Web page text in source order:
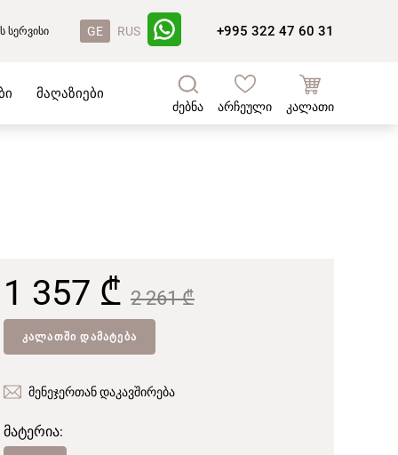
სერვისი GE RUS +995 322 47 60 31
მაღაზიები
ძებნა არჩეული კალათი
1 357 ₾ 2 261 ₾
ᲙᲐᲚᲐᲗᲨᲘ ᲓᲐᲛᲐᲢᲔᲑᲐ
მენეჯერთან დაკავშირება
მატერია: